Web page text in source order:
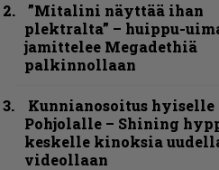
”Mitalini näyttää ihan
plektralta” – huippu-
jamittelee Megadethiä
palkinnollaan
Kunnianosoitus hyiselle
Pohjolalle – Shining
keskelle kinoksia
videollaan